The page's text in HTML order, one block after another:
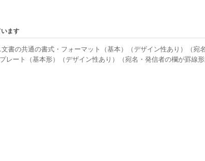
ます
書の共通の書式・フォーマット（基本）（デザイン性あり）（宛
レート（基本形）（デザイン性あり）（宛名・発信者の欄が罫